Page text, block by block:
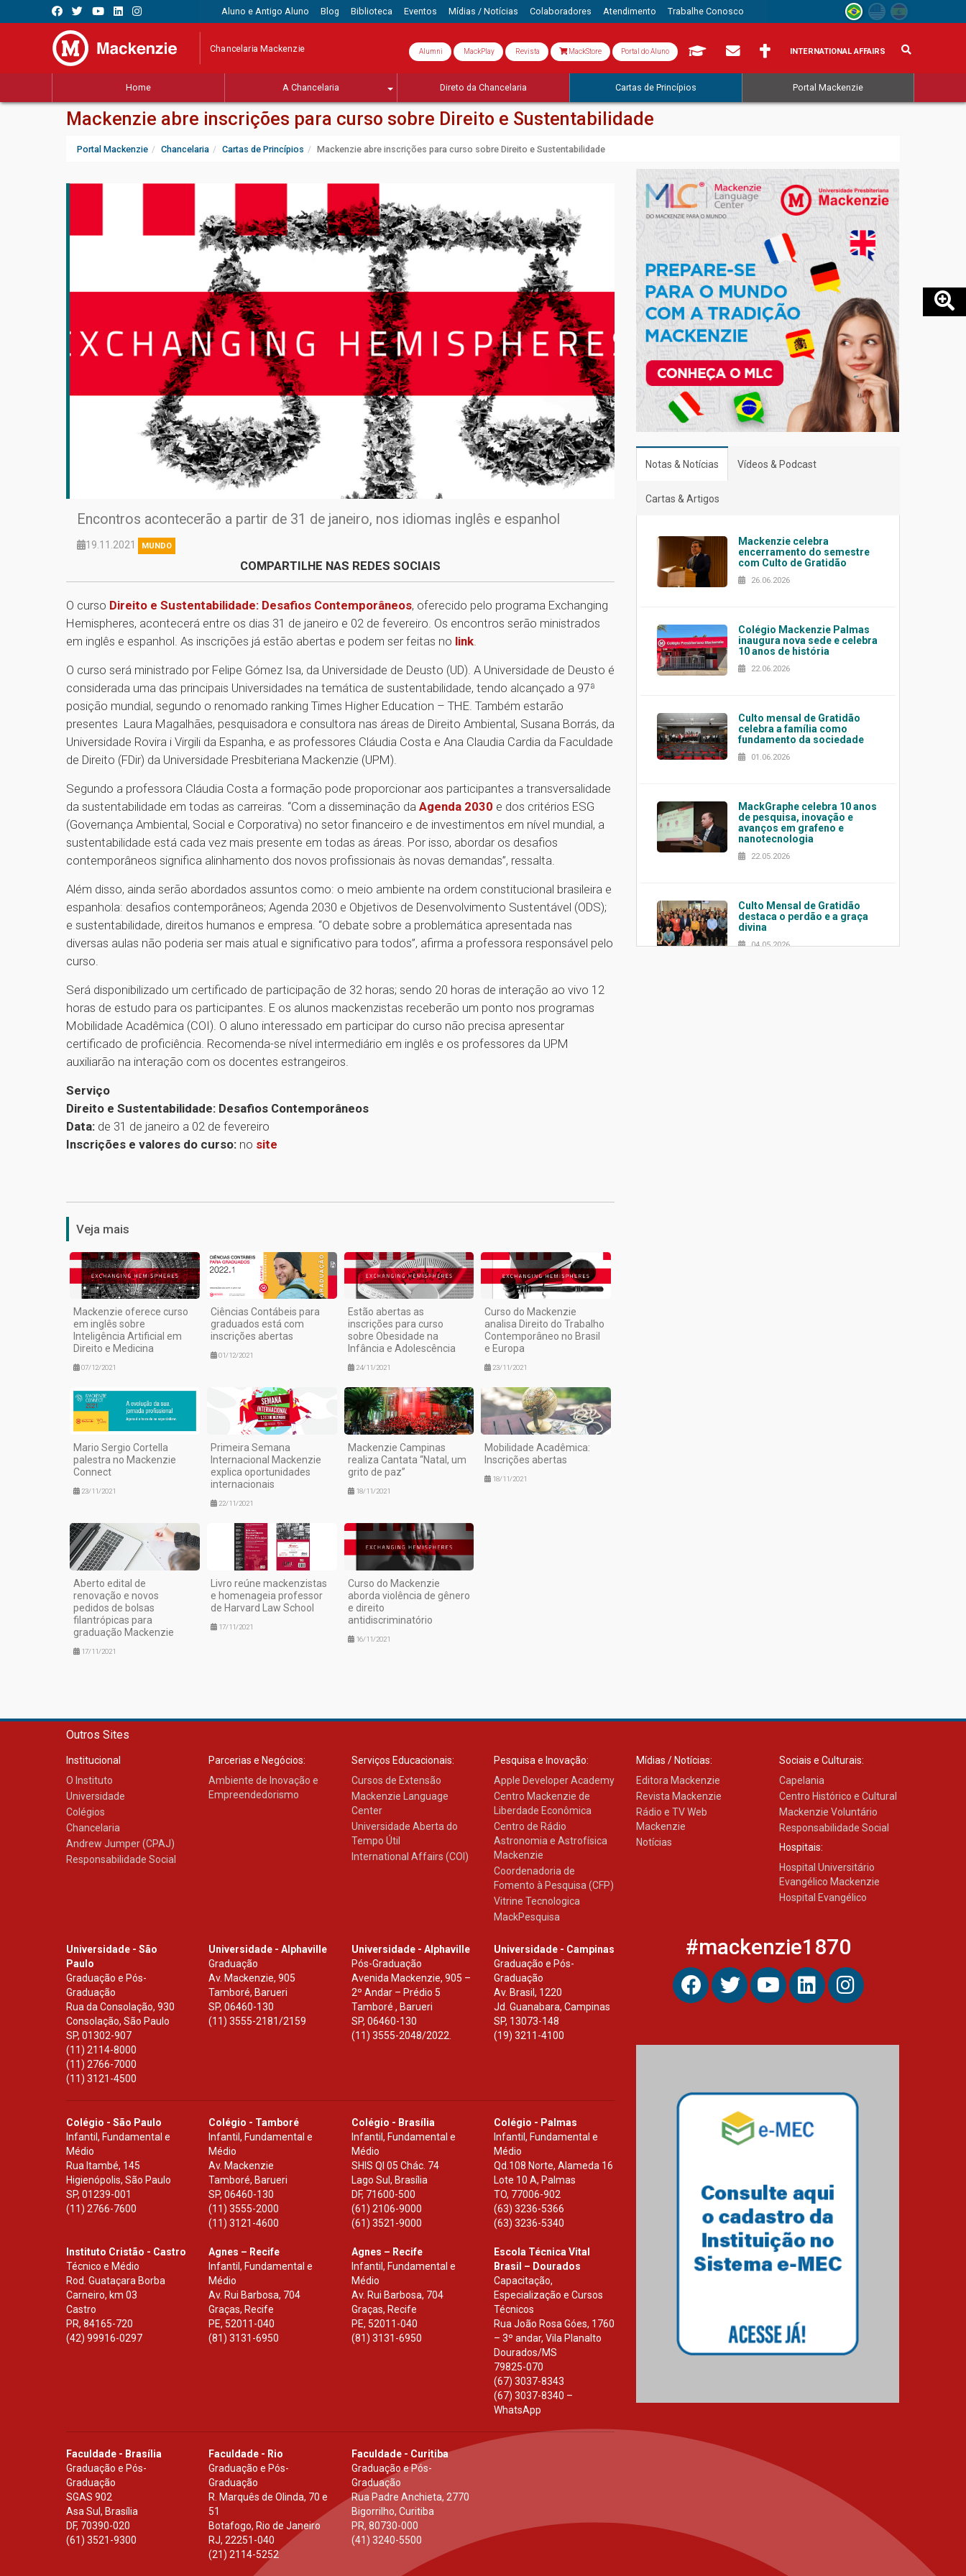
Aluno e Antigo Aluno Blog Biblioteca Eventos Mídias / Notícias Colaboradores Atendimento Trabalhe Conosco
Chancelaria Mackenzie Alumni MackPlay Revista MackStore Portal do Aluno INTERNATIONAL AFFAIRS
Home A Chancelaria Direto da Chancelaria Cartas de Princípios Portal Mackenzie
Mackenzie abre inscrições para curso sobre Direito e Sustentabilidade
Portal Mackenzie Chancelaria Cartas de Princípios Mackenzie abre inscrições para curso sobre Direito e Sustentabilidade
Encontros acontecerão a partir de 31 de janeiro, nos idiomas inglês e espanhol
19.11.2021 MUNDO
COMPARTILHE NAS REDES SOCIAIS
O curso Direito e Sustentabilidade: Desafios Contemporâneos, oferecido pelo programa Exchanging
Hemispheres, acontecerá entre os dias 31 de janeiro e 02 de fevereiro. Os encontros serão ministrados
em inglês e espanhol. As inscrições já estão abertas e podem ser feitas no link
O curso será ministrado por Felipe Gómez Isa, da Universidade de Deusto (UD). A Universidade de Deusto é
considerada uma das principais Universidades na temática de sustentabilidade, tendo alcançado a 97ª
posição mundial, segundo o renomado ranking Times Higher Education – THE. Também estarão
presentes Laura Magalhães, pesquisadora e consultora nas áreas de Direito Ambiental, Susana Borrás, da
Universidade Rovira i Virgili da Espanha, e as professores Cláudia Costa e Ana Claudia Cardia da Faculdade
de Direito (FDir) da Universidade Presbiteriana Mackenzie (UPM).
Segundo a professora Cláudia Costa a formação pode proporcionar aos participantes a transversalidade
da sustentabilidade em todas as carreiras. “Com a disseminação da Agenda 2030 e dos critérios ESG
(Governança Ambiental, Social e Corporativa) no setor financeiro e de investimentos em nível mundial, a
sustentabilidade está cada vez mais presente em todas as áreas. Por isso, abordar os desafios
contemporâneos significa alinhamento dos novos profissionais às novas demandas”, ressalta.
Além disso, ainda serão abordados assuntos como: o meio ambiente na ordem constitucional brasileira e
espanhola: desafios contemporâneos; Agenda 2030 e Objetivos de Desenvolvimento Sustentável (ODS);
e sustentabilidade, direitos humanos e empresa. “O debate sobre a problemática apresentada nas
diversas aulas não poderia ser mais atual e significativo para todos”, afirma a professora responsável pelo
curso.
Será disponibilizado um certificado de participação de 32 horas; sendo 20 horas de interação ao vivo 12
horas de estudo para os participantes. E os alunos mackenzistas receberão um ponto nos programas
Mobilidade Acadêmica (COI). O aluno interessado em participar do curso não precisa apresentar
certificado de proficiência. Recomenda-se nível intermediário em inglês e os professores da UPM
auxiliarão na interação com os docentes estrangeiros.
Serviço
Direito e Sustentabilidade: Desafios Contemporâneos
Data: de 31 de janeiro a 02 de fevereiro
Inscrições e valores do curso: no site
Veja mais
Mackenzie oferece curso
em inglês sobre
Inteligência Artificial em
Direito e Medicina
07/12/2021
Ciências Contábeis para
graduados está com
inscrições abertas
01/12/2021
Estão abertas as
inscrições para curso
sobre Obesidade na
Infância e Adolescência
24/11/2021
Curso do Mackenzie
analisa Direito do Trabalho
Contemporâneo no Brasil
e Europa
23/11/2021
Mario Sergio Cortella
palestra no Mackenzie
Connect
23/11/2021
Primeira Semana
Internacional Mackenzie
explica oportunidades
internacionais
22/11/2021
Mackenzie Campinas
realiza Cantata “Natal, um
grito de paz”
18/11/2021
Mobilidade Acadêmica:
Inscrições abertas
18/11/2021
Aberto edital de
renovação e novos
pedidos de bolsas
filantrópicas para
graduação Mackenzie
17/11/2021
Livro reúne mackenzistas
e homenageia professor
de Harvard Law School
17/11/2021
Curso do Mackenzie
aborda violência de gênero
e direito
antidiscriminatório
16/11/2021
Notas & Notícias Vídeos & Podcast
Cartas & Artigos
Mackenzie celebra
encerramento do semestre
com Culto de Gratidão
26.06.2026
Colégio Mackenzie Palmas
inaugura nova sede e celebra
10 anos de história
22.06.2026
Culto mensal de Gratidão
celebra a família como
fundamento da sociedade
01.06.2026
MackGraphe celebra 10 anos
de pesquisa, inovação e
avanços em grafeno e
nanotecnologia
22.05.2026
Culto Mensal de Gratidão
destaca o perdão e a graça
divina
04.05.2026
Outros Sites
Institucional
O Instituto
Universidade
Colégios
Chancelaria
Andrew Jumper (CPAJ)
Responsabilidade Social
Parcerias e Negócios:
Ambiente de Inovação e
Empreendedorismo
Serviços Educacionais:
Cursos de Extensão
Mackenzie Language
Center
Universidade Aberta do
Tempo Útil
International Affairs (COI)
Pesquisa e Inovação:
Apple Developer Academy
Centro Mackenzie de
Liberdade Econômica
Centro de Rádio
Astronomia e Astrofísica
Mackenzie
Coordenadoria de
Fomento à Pesquisa (CFP)
Vitrine Tecnologica
MackPesquisa
Mídias / Notícias:
Editora Mackenzie
Revista Mackenzie
Rádio e TV Web
Mackenzie
Notícias
Sociais e Culturais:
Capelania
Centro Histórico e Cultural
Mackenzie Voluntário
Responsabilidade Social
Hospitais:
Hospital Universitário
Evangélico Mackenzie
Hospital Evangélico
Universidade - São
Paulo
Graduação e Pós-
Graduação
Rua da Consolação, 930
Consolação, São Paulo
SP, 01302-907
(11) 2114-8000
(11) 2766-7000
(11) 3121-4500
Universidade - Alphaville
Graduação
Av. Mackenzie, 905
Tamboré, Barueri
SP,06460-130
(11) 3555-2181/2159
Universidade - Alphaville
Pós-Graduação
Avenida Mackenzie, 905 –
2º Andar – Prédio 5
Tamboré , Barueri
SP, 06460-130
(11) 3555-2048/2022.
Universidade - Campinas
Graduação e Pós-
Graduação
Av. Brasil, 1220
Jd. Guanabara, Campinas
SP, 13073-148
(19) 3211-4100
Colégio - São Paulo
Infantil, Fundamental e
Médio
Rua Itambé, 145
Higienópolis, São Paulo
SP, 01239-001
(11) 2766-7600
Colégio - Tamboré
Infantil, Fundamental e
Médio
Av. Mackenzie
Tamboré, Barueri
SP,06460-130
(11) 3555-2000
(11) 3121-4600
Colégio - Brasília
Infantil, Fundamental e
Médio
SHIS Ql 05 Chác. 74
Lago Sul, Brasília
DF, 71600-500
(61) 2106-9000
(61) 3521-9000
Colégio - Palmas
Infantil, Fundamental e
Médio
Qd.108 Norte, Alameda 16
Lote 10 A, Palmas
TO, 77006-902
(63) 3236-5366
(63) 3236-5340
Instituto Cristão - Castro
Técnico e Médio
Rod. Guataçara Borba
Carneiro, km 03
Castro
PR, 84165-720
(42) 99916-0297
Agnes – Recife
Infantil, Fundamental e
Médio
Av. Rui Barbosa, 704
Graças, Recife
PE, 52011-040
(81) 3131-6950
Agnes – Recife
Infantil, Fundamental e
Médio
Av. Rui Barbosa, 704
Graças, Recife
PE, 52011-040
(81) 3131-6950
Escola Técnica Vital
Brasil – Dourados
Capacitação,
Especialização e Cursos
Técnicos
Rua João Rosa Góes, 1760
– 3º andar, Vila Planalto
Dourados/MS
79825-070
(67) 3037-8343
(67) 3037-8340 –
WhatsApp
Faculdade - Brasília
Graduação e Pós-
Graduação
SGAS 902
Asa Sul, Brasília
DF, 70390-020
(61) 3521-9300
Faculdade - Rio
Graduação e Pós-
Graduação
R. Marquês de Olinda, 70 e
51
Botafogo, Rio de Janeiro
RJ,22251-040
(21) 2114-5252
Faculdade - Curitiba
Graduação e Pós-
Graduação
Rua Padre Anchieta, 2770
Bigorrilho, Curitiba
PR, 80730-000
(41) 3240-5500
#mackenzie1870